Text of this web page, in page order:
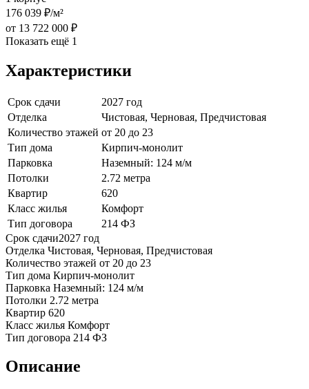
176 039 ₽/м²
от 13 722 000 ₽
Показать ещё 1
Характеристики
Срок сдачи
2027 год
Отделка
Чистовая, Черновая, Предчистовая
Количество этажей от 20 до 23
Тип дома
Кирпич-монолит
Парковка
Наземный: 124 м/м
Потолки
2.72 метра
Квартир
620
Класс жилья
Комфорт
Тип договора
214 ФЗ
Срок сдачи2027 год
Отделка Чистовая, Черновая, Предчистовая
Количество этажей от 20 до 23
Тип дома Кирпич-монолит
Парковка Наземный: 124 м/м
Потолки 2.72 метра
Квартир 620
Класс жилья Комфорт
Тип договора 214 ФЗ
Описание